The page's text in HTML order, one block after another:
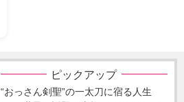
ピックアップ
“おっさん剣聖”の一太刀に宿る人生